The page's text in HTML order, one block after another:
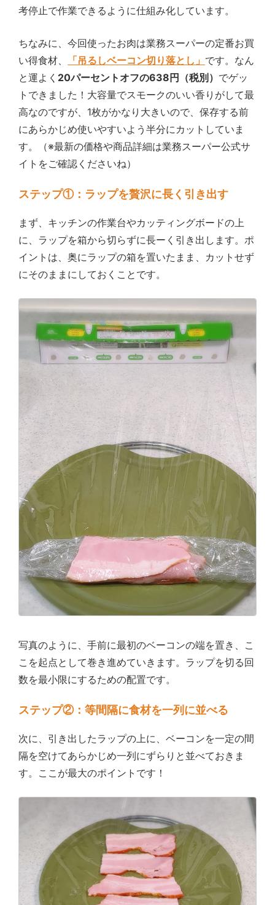
考停止で作業できるように仕組み化しています。
ちなみに、今回使ったお肉は業務スーパーの定番お買
い得食材、
「吊るしベーコン切り落とし」 です。なん
と運よく 20パーセントオフの638円（税別） でゲッ
トできました！大容量でスモークのいい香りがして最
高なのですが、1枚がかなり大きいので、保存する前
にあらかじめ使いやすいよう半分にカットしていま
す。（※最新の価格や商品詳細は業務スーパー公式サ
イトをご確認くださいね）
ステップ①：ラップを贅沢に長く引き出す
まず、キッチンの作業台やカッティングボードの上
に、ラップを箱から切らずに長ーく引き出します。ポ
イントは、奥にラップの箱を置いたまま、カットせず
にそのままにしておくことです。
写真のように、手前に最初のベーコンの端を置き、こ
こを起点として巻き進めていきます。ラップを切る回
数を最小限にするための配置です。
ステップ②：等間隔に食材を一列に並べる
次に、引き出したラップの上に、ベーコンを一定の間
隔を空けてあらかじめ一列にずらりと並べておきま
す。ここが最大のポイントです！